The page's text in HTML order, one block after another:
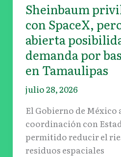
Sheinbaum
con SpaceX,
abierta
demanda por
en Tamaulipas
julio 28, 2026
El Gobierno de México
coordinación con
permitido reducir el
residuos espaciales
demanda
por
basura
espacial
Tamaulipas